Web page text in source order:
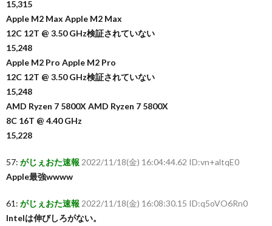
15,315
Apple M2 Max Apple M2 Max
12C 12T @ 3.50 GHz検証されていない
15,248
Apple M2 Pro Apple M2 Pro
12C 12T @ 3.50 GHz検証されていない
15,248
AMD Ryzen 7 5800X AMD Ryzen 7 5800X
8C 16T @ 4.40 GHz
15,228
57: がじぇおた速報 2022/11/18(金) 16:04:44.62 ID:vn+altqE0
Apple最強wwww
61: がじぇおた速報 2022/11/18(金) 16:08:30.15 ID:q5oVO6Rn0
Intelは伸びしろがない。